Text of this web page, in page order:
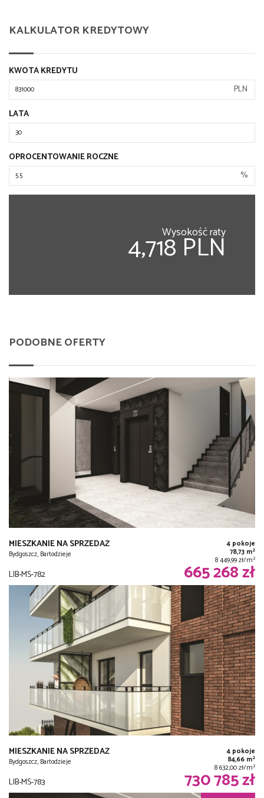
KALKULATOR KREDYTOWY
KWOTA KREDYTU
PLN
LATA
OPROCENTOWANIE ROCZNE
%
Wysokość raty
4,718 PLN
PODOBNE OFERTY
MIESZKANIE NA SPRZEDAŻ
Bydgoszcz, Bartodzieje
4 pokoje
78,73 m2
8 449,99 zł/m2
LIB-MS-782 665 268 zł
MIESZKANIE NA SPRZEDAŻ
Bydgoszcz, Bartodzieje
4 pokoje
84,66 m2
8 632,00 zł/m2
LIB-MS-783 730 785 zł